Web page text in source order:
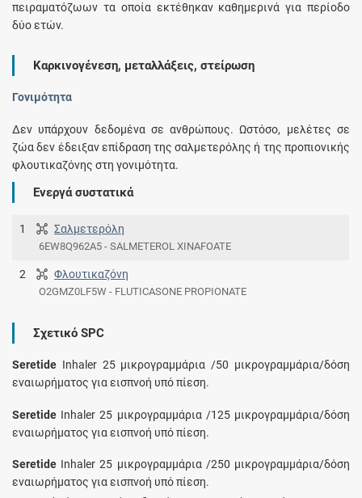
πειραματόζωων τα οποία εκτέθηκαν καθημερινά για περίοδο
δύο ετών.
Καρκινογένεση, μεταλλάξεις, στείρωση
Γονιμότητα
Δεν υπάρχουν δεδομένα σε ανθρώπους. Ωστόσο, μελέτες σε
ζώα δεν έδειξαν επίδραση της σαλμετερόλης ή της προπιονικής
φλουτικαζόνης στη γονιμότητα.
Ενεργά συστατικά
1 Σαλμετερόλη
6EW8Q962A5 - SALMETEROL XINAFOATE
2 Φλουτικαζόνη
O2GMZ0LF5W - FLUTICASONE PROPIONATE
Σχετικό SPC
Seretide Inhaler 25 μικρογραμμάρια /50 μικρογραμμάρια/δόση
εναιωρήματος για εισπνοή υπό πίεση.
Seretide Inhaler 25 μικρογραμμάρια /125 μικρογραμμάρια/δόση
εναιωρήματος για εισπνοή υπό πίεση.
Seretide Inhaler 25 μικρογραμμάρια /250 μικρογραμμάρια/δόση
εναιωρήματος για εισπνοή υπό πίεση.